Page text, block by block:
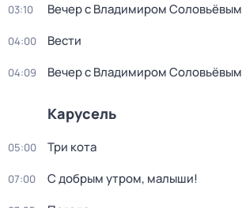
03:10 Вечер с Владимиром Соловьёвым
04:00 Вести
04:09 Вечер с Владимиром Соловьёвым
Карусель
05:00 Три кота
07:00 С добрым утром, малыши!